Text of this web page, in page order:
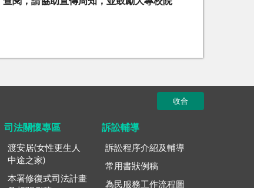
收合
司法關懷專區
渡安居(女性更生人
中途之家)
本署修復式司法計畫
訴訟輔導
訴訟程序介紹及輔導
常用書狀例稿
為民服務工作流程圖